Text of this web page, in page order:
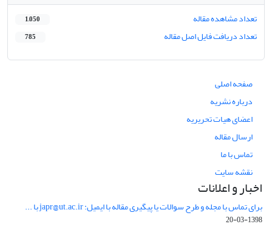
تعداد مشاهده مقاله 1,050
تعداد دریافت فایل اصل مقاله 785
صفحه اصلی
درباره نشریه
اعضای هیات تحریریه
ارسال مقاله
تماس با ما
نقشه سایت
اخبار و اعلانات
برای تماس با مجله و طرح سوالات یا پیگیری مقاله با ایمیل: japr@ut.ac.ir با ...
1398-03-20